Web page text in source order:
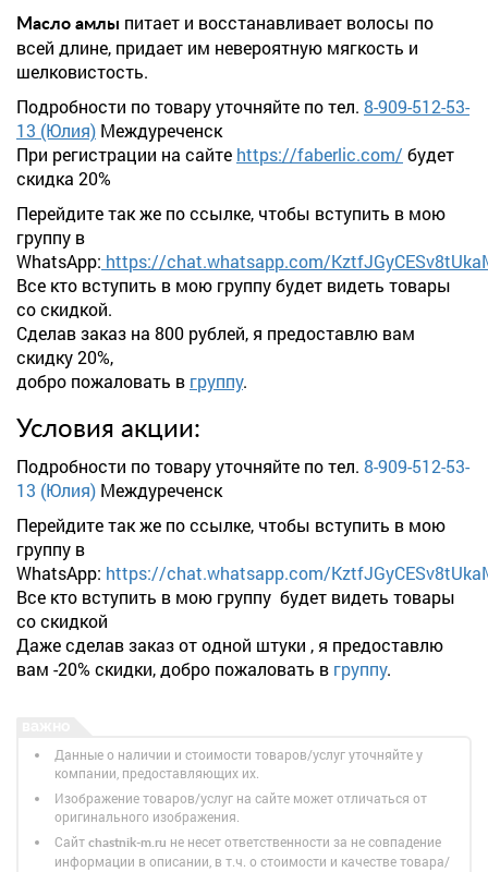
Масло амлы питает и восстанавливает волосы по
всей длине, придает им невероятную мягкость и
шелковистость.
Подробности по товару уточняйте по тел. 8-909-512-53-
13 (Юлия) Междуреченск
При регистрации на сайте https://faberlic.com/ будет
скидка 20%
Перейдите так же по ссылке, чтобы вступить в мою
группу в
WhatsApp: https://chat.whatsapp.com/
Все кто вступить в мою группу будет видеть товары
со скидкой.
Сделав заказ на 800 рублей, я предоставлю вам
скидку 20%,
добро пожаловать в группу.
Условия акции:
Подробности по товару уточняйте по тел. 8-909-512-53-
13 (Юлия) Междуреченск
Перейдите так же по ссылке, чтобы вступить в мою
группу в
WhatsApp: https://chat.whatsapp.com/
Все кто вступить в мою группу будет видеть товары
со скидкой
Даже сделав заказ от одной штуки , я предоставлю
вам -20% скидки, добро пожаловать в группу.
Данные о наличии и стоимости товаров/услуг уточняйте у
компании, предоставляющих их.
Изображение товаров/услуг на сайте может отличаться от
оригинального изображения.
Сайт chastnik-m.ru не несет ответственности за не совпадение
информации в описании, в т.ч. о стоимости и качестве товара/